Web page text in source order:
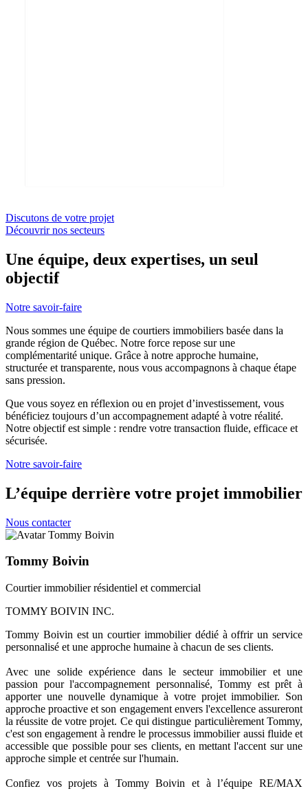
Discutons de votre projet
Découvrir nos secteurs
Une équipe, deux expertises, un seul
objectif
Notre savoir-faire
Nous sommes une équipe de courtiers immobiliers basée dans la
grande région de Québec. Notre force repose sur une
complémentarité unique. Grâce à notre approche humaine,
structurée et transparente, nous vous accompagnons à chaque étape
sans pression.
Que vous soyez en réflexion ou en projet d’investissement, vous
bénéficiez toujours d’un accompagnement adapté à votre réalité.
Notre objectif est simple : rendre votre transaction fluide, efficace et
sécurisée.
Notre savoir-faire
L’équipe derrière votre projet immobilier
Nous contacter
Tommy Boivin
Courtier immobilier résidentiel et commercial
TOMMY BOIVIN INC.
Tommy Boivin est un courtier immobilier dédié à offrir un service
personnalisé et une approche humaine à chacun de ses clients.
Avec une solide expérience dans le secteur immobilier et une
passion pour l'accompagnement personnalisé, Tommy est prêt à
apporter une nouvelle dynamique à votre projet immobilier. Son
approche proactive et son engagement envers l'excellence assureront
la réussite de votre projet. Ce qui distingue particulièrement Tommy,
c'est son engagement à rendre le processus immobilier aussi fluide et
accessible que possible pour ses clients, en mettant l'accent sur une
approche simple et centrée sur l'humain.
Confiez vos projets à Tommy Boivin et à l’équipe RE/MAX